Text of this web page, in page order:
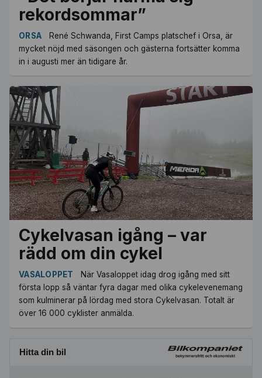
rekordsommar”
ORSA
René Schwanda, First Camps platschef i Orsa, är
mycket nöjd med säsongen och gästerna fortsätter komma
in i augusti mer än tidigare år.
Cykelvasan igång – var
rädd om din cykel
VASALOPPET
När Vasaloppet idag drog igång med sitt
första lopp så väntar fyra dagar med olika cykelevenemang
som kulminerar på lördag med stora Cykelvasan. Totalt är
över 16 000 cyklister anmälda.
Hitta din bil